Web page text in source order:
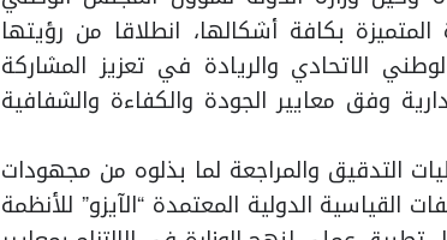
بكافة أشكالها، انطلاقا من رؤيتها
الاتحادي والريادة في تعزيز المشاركة
وفق معايير الجودة والكفاءة والشفافية
التدقيق والمراجعة لما بذلوه من مجهودات
الدولية المعتمدة “الآيزو” للأنظمة